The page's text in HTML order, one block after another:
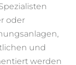
oder
und
werden